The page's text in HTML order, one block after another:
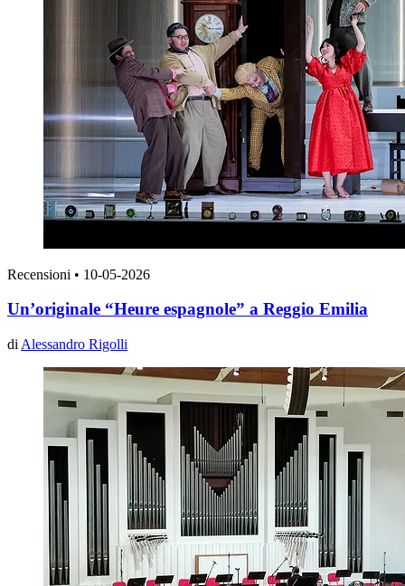
Recensioni • 10-05-2026
Un’originale “Heure espagnole” a Reggio Emilia
di Alessandro Rigolli